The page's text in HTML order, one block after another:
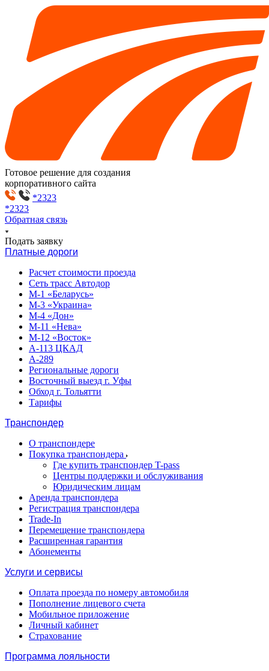
Готовое решение для создания
корпоративного сайта
*2323
*2323
Обратная связь
Подать заявку
Платные дороги
Расчет стоимости проезда
Сеть трасс Автодор
М-1 «Беларусь»
М-3 «Украина»
М-4 «Дон»
М-11 «Нева»
М-12 «Восток»
А-113 ЦКАД
А-289
Региональные дороги
Восточный выезд г. Уфы
Обход г. Тольятти
Тарифы
Транспондер
О транспондере
Покупка транспондера
Где купить транспондер T-pass
Центры поддержки и обслуживания
Юридическим лицам
Аренда транспондера
Регистрация транспондера
Trade-In
Перемещение транспондера
Расширенная гарантия
Абонементы
Услуги и сервисы
Оплата проезда по номеру автомобиля
Пополнение лицевого счета
Мобильное приложение
Личный кабинет
Страхование
Программа лояльности